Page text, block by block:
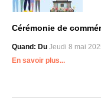
Cérémonie de
Quand: Du Jeudi 8 mai
En savoir plus...